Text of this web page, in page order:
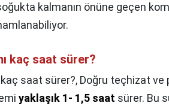
kalmanın önüne geçen
kaç saat sürer?
kaç saat sürer?, Doğru teçhizat ve
yaklaşık 1- 1,5 saat sürer. Bu